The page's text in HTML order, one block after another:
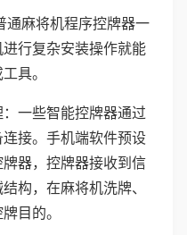
通麻将机程序控牌器一
行复杂安装操作就能
具。
一些智能控牌器通过
接。手机端软件预设
器，控牌器接收到信
构，在麻将机洗牌、
目的。